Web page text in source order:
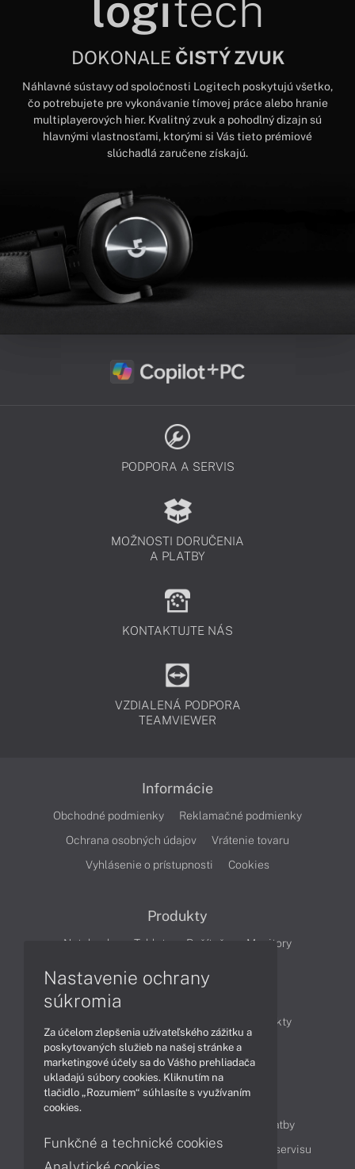
logitech
DOKONALE ČISTÝ ZVUK
Náhlavné sústavy od spoločnosti Logitech poskytujú všetko,
čo potrebujete pre vykonávanie tímovej práce alebo hranie
multiplayerových hier. Kvalitný zvuk a pohodlný dizajn sú
hlavnými vlastnosťami, ktorými si Vás tieto prémiové
slúchadlá zaručene získajú.
PODPORA A SERVIS
MOŽNOSTI DORUČENIA
A PLATBY
KONTAKTUJTE NÁS
VZDIALENÁ PODPORA
TEAMVIEWER
Informácie
Obchodné podmienky
Reklamačné podmienky
Ochrana osobných údajov
Vrátenie tovaru
Vyhlásenie o prístupnosti
Cookies
Produkty
Notebooky Tablety Počítače Monitory
Produkty
Technológie
Videá
Obsah
Možnosti doručenia a platby
Podpora a servis
Servisné služby Cenník servisu
Nastavenie ochrany
súkromia
Za účelom zlepšenia užívateľského zážitku a
poskytovaných služieb na našej stránke a
marketingové účely sa do Vášho prehliadača
ukladajú súbory cookies. Kliknutím na
tlačidlo „Rozumiem“ súhlasíte s využívaním
cookies.
Funkčné a technické cookies